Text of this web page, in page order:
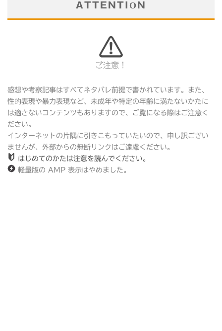
ATTENTION
ご注意！
感想や考察記事はすべてネタバレ前提で書かれています。また、
性的表現や暴力表現など、未成年や特定の年齢に満たないかたに
は適さないコンテンツもありますので、ご覧になる際はご注意く
ださい。
インターネットの片隅に引きこもっていたいので、申し訳ござい
ませんが、外部からの無断リンクはご遠慮ください。
はじめてのかたは注意を読んでください。
軽量版の AMP 表示はやめました。